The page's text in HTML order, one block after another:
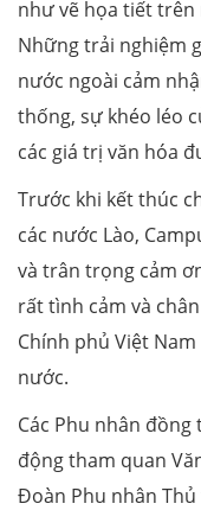
như vẽ họa tiết trên
Những trải nghiệm
nước ngoài cảm
thống, sự khéo léo
các giá trị văn hóa
Trước khi kết thúc
các nước Lào,
và trân trọng cảm
rất tình cảm và
Chính phủ Việt
nước.
Các Phu nhân
động tham quan
Đoàn Phu nhân